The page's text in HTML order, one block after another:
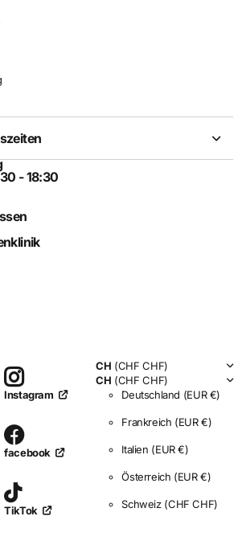
- 18:30
Instagram
facebook
TikTok
CH (CHF CHF)
CH (CHF CHF)
Deutschland (EUR €)
Frankreich (EUR €)
Italien (EUR €)
Österreich (EUR €)
Schweiz (CHF CHF)